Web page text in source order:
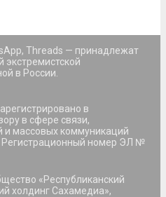
Threads — принадлежат
экстремистской
в России.
в
в сфере связи,
и массовых коммуникаций
Регистрационный номер ЭЛ №
«Республиканский
холдинг Сахамедиа»,